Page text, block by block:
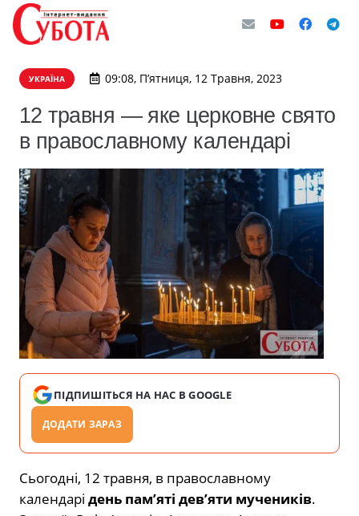
УКРАЇНА 09:08, П’ятниця, 12 Травня, 2023
12 травня — яке церковне свято
в православному календарі
ПІДПИШІТЬСЯ НА НАС В GOOGLE
ДОДАТИ ЗАРАЗ
Сьогодні, 12 травня, в православному
календарі день пам’яті дев’яти мучеників.